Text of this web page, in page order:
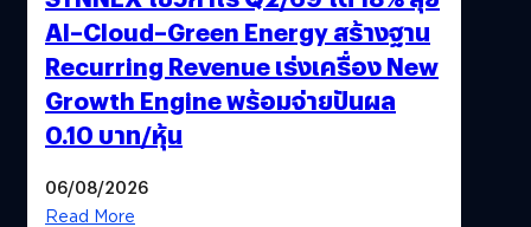
AI–Cloud–Green Energy สร้างฐาน
Recurring Revenue เร่งเครื่อง New
Growth Engine พร้อมจ่ายปันผล
0.10 บาท/หุ้น
06/08/2026
Read More